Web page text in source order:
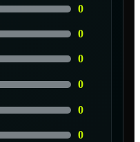
0
0
0
0
0
0